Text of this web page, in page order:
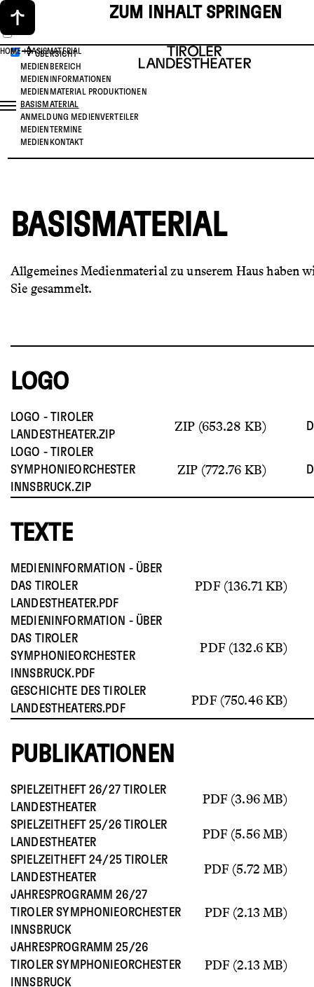
ZUM INHALT SPRINGEN
HOME BASISMATERIAL
BASISMATERIAL
Allgemeines Medienmaterial zu unserem Haus haben
Sie gesammelt.
LOGO
LOGO - TIROLER
LANDESTHEATER.ZIP
ZIP (653.28 KB)
LOGO - TIROLER
SYMPHONIEORCHESTER
INNSBRUCK.ZIP
ZIP (772.76 KB)
TEXTE
MEDIENINFORMATION - ÜBER
DAS TIROLER
LANDESTHEATER.PDF
PDF (136.71 KB)
MEDIENINFORMATION - ÜBER
DAS TIROLER
SYMPHONIEORCHESTER
INNSBRUCK.PDF
PDF (132.6 KB)
GESCHICHTE DES TIROLER
LANDESTHEATERS.PDF
PDF (750.46 KB)
PUBLIKATIONEN
SPIELZEITHEFT 26/27 TIROLER
LANDESTHEATER
PDF (3.96 MB)
SPIELZEITHEFT 25/26 TIROLER
LANDESTHEATER
PDF (5.56 MB)
SPIELZEITHEFT 24/25 TIROLER
LANDESTHEATER
PDF (5.72 MB)
JAHRESPROGRAMM 26/27
TIROLER SYMPHONIEORCHESTER
INNSBRUCK
PDF (2.13 MB)
JAHRESPROGRAMM 25/26
TIROLER SYMPHONIEORCHESTER
INNSBRUCK
PDF (2.13 MB)
ÜBERSICHT
MEDIENBEREICH
MEDIENINFORMATIONEN
MEDIENMATERIAL PRODUKTIONEN
BASISMATERIAL
ANMELDUNG MEDIENVERTEILER
MEDIENTERMINE
MEDIENKONTAKT